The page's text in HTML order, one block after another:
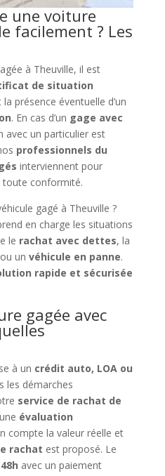
une voiture
facilement ? Les
à Theuville, il est
de situation
présence éventuelle d’un
. En cas d’un gage avec
avec un particulier est
professionnels du
interviennent pour
toute conformité.
gagé à Theuville ?
en charge les situations
le rachat avec dettes, la
ou un véhicule en panne.
rapide et sécurisée
gagée avec
à un crédit auto, LOA ou
les démarches
service de rachat de
évaluation
compte la valeur réelle et
rachat est proposé. Le
avec un paiement